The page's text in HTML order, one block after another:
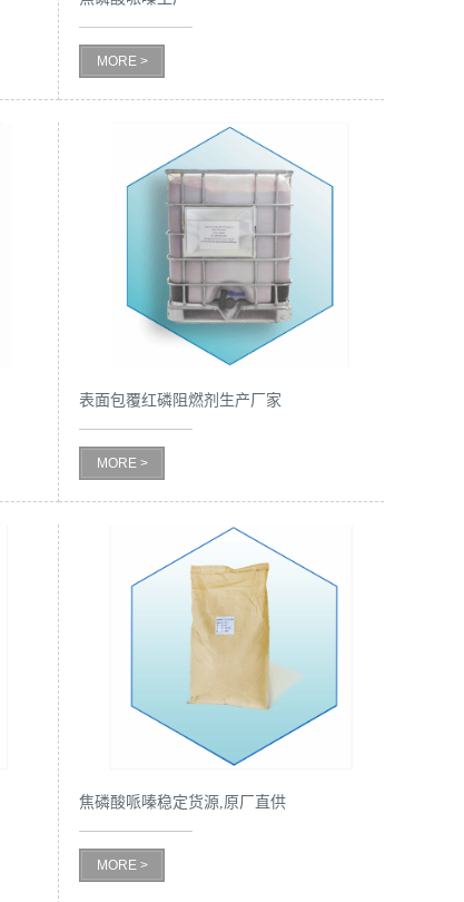
MORE >
表面包覆红磷阻燃剂生产厂家
MORE >
焦磷酸哌嗪稳定货源,原厂直供
MORE >